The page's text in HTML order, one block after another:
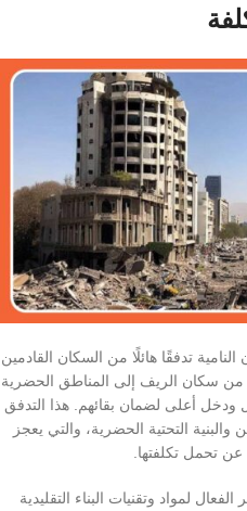
تدفقًا هائلًا من السكان القادمين
من سكان الريف إلى المناطق الحضرية
أعلى لضمان بقائهم. هذا التدفق
التحتية الحضرية، والتي يعجز
تحمل تكلفتها.
لمواد وتقنيات البناء التقليدية